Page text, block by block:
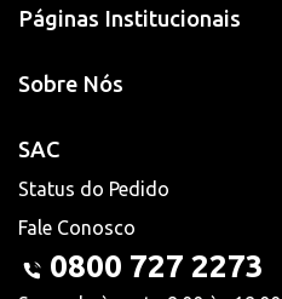
Páginas Institucionais
Sobre Nós
SAC
Status do Pedido
Fale Conosco
0800 727 2273